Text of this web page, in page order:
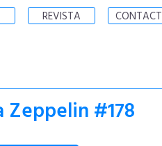
REVISTA CONTACT
Zeppelin #178